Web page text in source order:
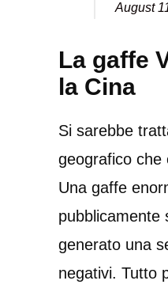
August
La gaffe
la Cina
Si sarebbe
geografico che
Una gaffe
pubblicamente
generato una
negativi. Tutto